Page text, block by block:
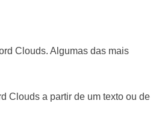
Clouds. Algumas das mais
Clouds a partir de um texto ou de